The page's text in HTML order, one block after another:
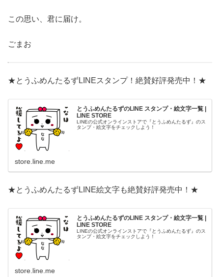
この思い、君に届け。
ごまお
★とうふめんたるずLINEスタンプ！絶賛好評発売中！★
とうふめんたるずのLINE スタンプ・絵文字一覧 |
LINE STORE
LINEの公式オンラインストアで『とうふめんたるず』のス
タンプ・絵文字をチェックしよう！
store.line.me
★とうふめんたるずLINE絵文字も絶賛好評発売中！★
とうふめんたるずのLINE スタンプ・絵文字一覧 |
LINE STORE
LINEの公式オンラインストアで『とうふめんたるず』のス
タンプ・絵文字をチェックしよう！
store.line.me